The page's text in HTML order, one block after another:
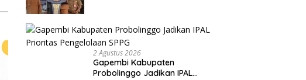
2 Agustus 2026
Gapembi Kabupaten
Probolinggo Jadikan IPAL